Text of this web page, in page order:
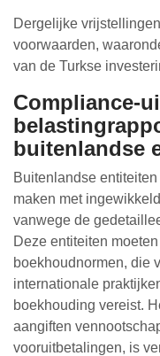
Dergelijke
voorwaarden,
van de Turkse
Compliance-
buitenlandse
Buitenlandse
maken met
vanwege de
Deze entiteiten
boekhoudnormen, die
internationale
boekhouding vereist.
aangiften
vooruitbetalingen, is